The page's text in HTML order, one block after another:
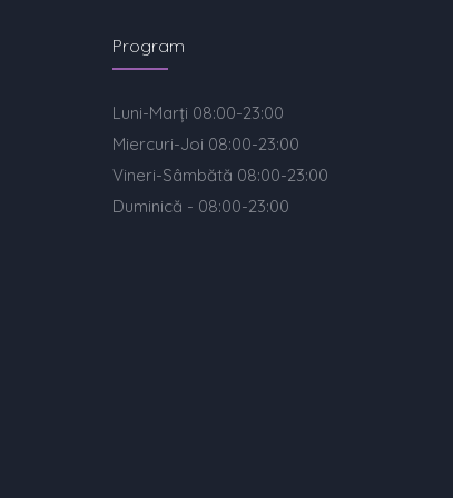
Program
Luni-Marți 08:00-23:00
Miercuri-Joi 08:00-23:00
Vineri-Sâmbătă 08:00-23:00
Duminică - 08:00-23:00